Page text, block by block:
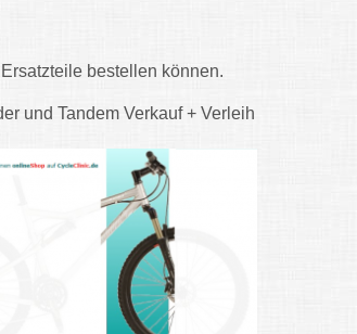
bestellen können.
und Tandem Verkauf + Verleih